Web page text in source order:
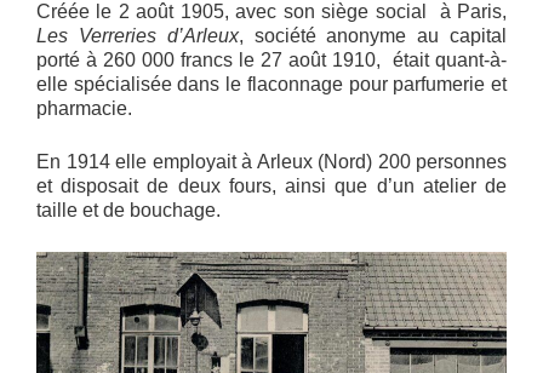
Créée le 2 août 1905, avec son siège social à Paris,
Les Verreries d’Arleux, société anonyme au capital
porté à 260 000 francs le 27 août 1910, était quant-à-
elle spécialisée dans le flaconnage pour parfumerie et
pharmacie.
En 1914 elle employait à Arleux (Nord) 200 personnes
et disposait de deux fours, ainsi que d’un atelier de
taille et de bouchage.